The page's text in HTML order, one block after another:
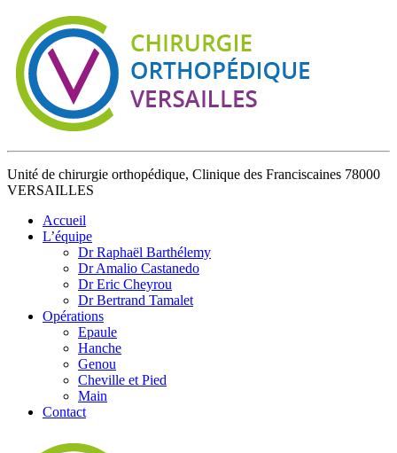
Unité de chirurgie orthopédique, Clinique des Franciscaines 78000
VERSAILLES
Accueil
L’équipe
Dr Raphaël Barthélemy
Dr Amalio Castanedo
Dr Eric Cheyrou
Dr Bertrand Tamalet
Opérations
Epaule
Hanche
Genou
Cheville et Pied
Main
Contact